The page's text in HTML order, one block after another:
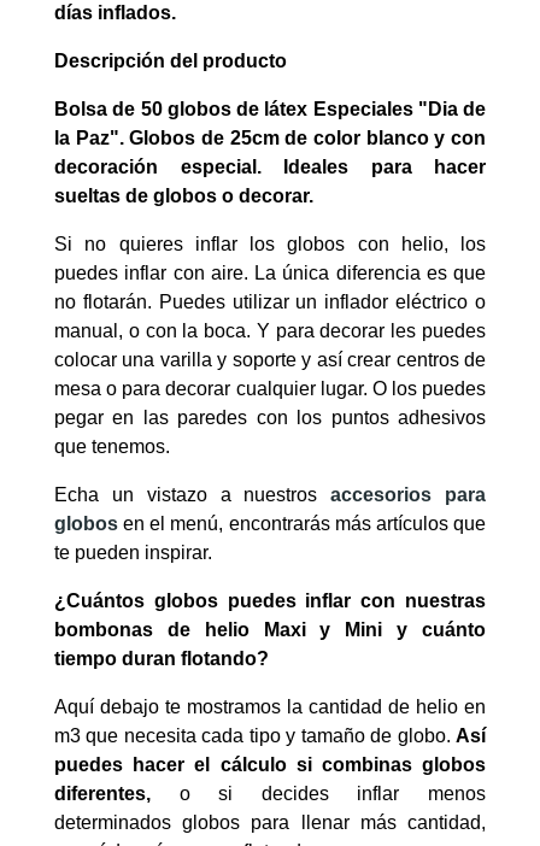
días inflados.
Descripción del producto
Bolsa de 50 globos de látex Especiales "Dia de
la Paz". Globos de 25cm de color blanco y con
decoración especial. Ideales para hacer
sueltas de globos o decorar.
Si no quieres inflar los globos con helio, los
puedes inflar con aire. La única diferencia es que
no flotarán. Puedes utilizar un inflador eléctrico o
manual, o con la boca. Y para decorar les puedes
colocar una varilla y soporte y así crear centros de
mesa o para decorar cualquier lugar. O los puedes
pegar en las paredes con los puntos adhesivos
que tenemos.
Echa un vistazo a nuestrosaccesorios para
globos en el menú, encontrarás más artículos que
te pueden inspirar.
¿Cuántos globos puedes inflar con nuestras
bombonas de helio Maxi y Mini y cuánto
tiempo duran flotando?
Aquí debajo te mostramos la cantidad de helio en
m3 que necesita cada tipo y tamaño de globo. Así
puedes hacer el cálculo si combinas globos
diferentes, o si decides inflar menos
determinados globos para llenar más cantidad,